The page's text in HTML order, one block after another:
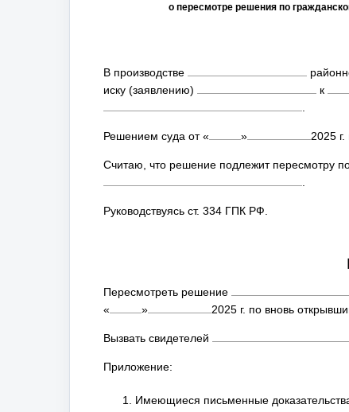
о пересмотре решения по
В производстве
иску (заявлению)
к
Решением суда от« » 2025
Считаю, что решение подлежит пересмотру
Руководствуясь ст. 334 ГПК РФ.
Пересмотреть решение
«
» 2025 г. по вновь
Вызвать свидетелей
Приложение:
Имеющиеся письменные